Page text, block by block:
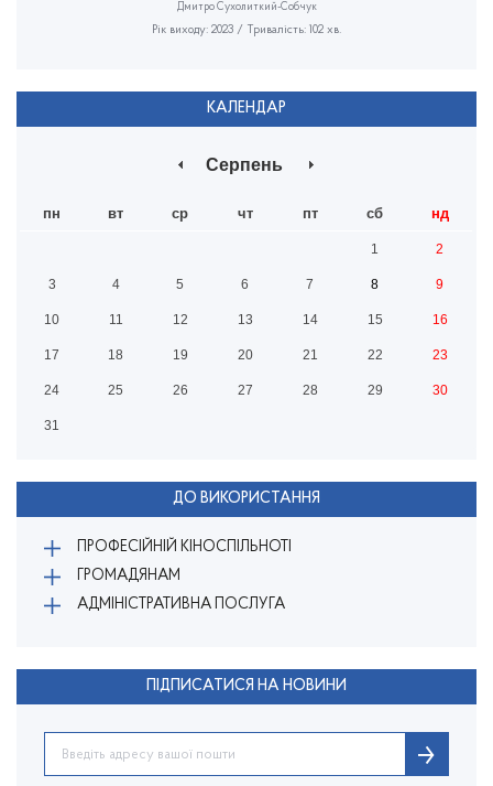
Дмитро Сухолиткий-Собчук
Рік виходу: 2023 / Тривалість: 102 хв.
КАЛЕНДАР
Серпень
пн вт ср чт пт сб нд
1 2
3 4 5 6 7 8 9
10 11 12 13 14 15 16
17 18 19 20 21 22 23
24 25 26 27 28 29 30
31
ДО ВИКОРИСТАННЯ
ПРОФЕСІЙНІЙ КІНОСПІЛЬНОТІ
ГРОМАДЯНАМ
АДМІНІСТРАТИВНА ПОСЛУГА
ПІДПИСАТИСЯ НА НОВИНИ